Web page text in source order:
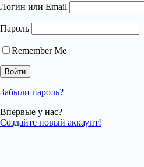
Логин или Email
Пароль
Remember Me
Забыли пароль?
Впервые у нас?
Создайте новый аккаунт!